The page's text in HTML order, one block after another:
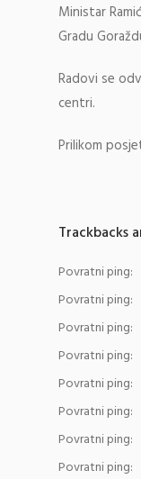
Ministar
Gradu
Radovi se
centri.
Prilikom
Trackbacks
Povratni ping:
Povratni ping:
Povratni ping:
Povratni ping:
Povratni ping:
Povratni ping:
Povratni ping:
Povratni ping: